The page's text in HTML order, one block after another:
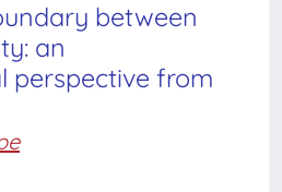
between
an
perspective from